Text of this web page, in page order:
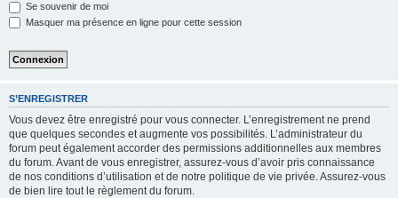
Se souvenir de moi
Masquer ma présence en ligne pour cette session
S’ENREGISTRER
Vous devez être enregistré pour vous connecter. L’enregistrement ne prend
que quelques secondes et augmente vos possibilités. L’administrateur du
forum peut également accorder des permissions additionnelles aux membres
du forum. Avant de vous enregistrer, assurez-vous d’avoir pris connaissance
de nos conditions d’utilisation et de notre politique de vie privée. Assurez-vous
de bien lire tout le règlement du forum.